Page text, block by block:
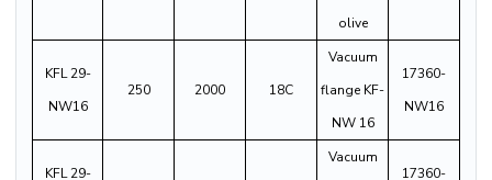
olive
KFL 29-
NW16
250 2000 18C
Vacuum
flange KF-
NW 16
17360-
NW16
KFL 29-
Vacuum
17360-